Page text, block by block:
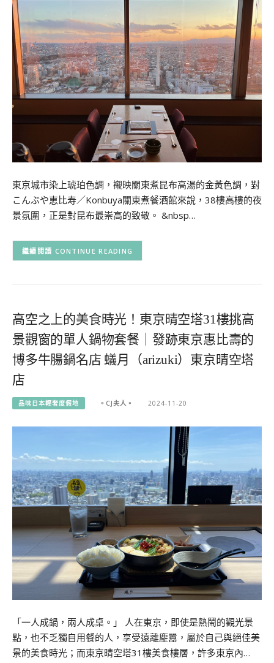
東京城市染上琥珀色調，襯映關東煮昆布高湯的金黃色調，對
こんぶや恵比寿／Konbuya關東煮餐酒館來說，38樓高樓的夜
景氛圍，正是對昆布最崇高的致敬。 &nbsp…
CONTINUE READING
高空之上的美食時光！東京晴空塔31樓挑高
景觀窗的單人鍋物套餐｜發跡東京惠比壽的
博多牛腸鍋名店 蟻月（arizuki）東京晴空塔
店
品味日本輕奢度假地 。CJ夫人。 2024-11-20
「一人成鍋，兩人成桌。」 人在東京，即使是熱鬧的觀光景
點，也不乏獨自用餐的人，享受遠離塵囂，屬於自己與絕佳美
景的美食時光；而東京晴空塔31樓美食樓層，許多東京內…